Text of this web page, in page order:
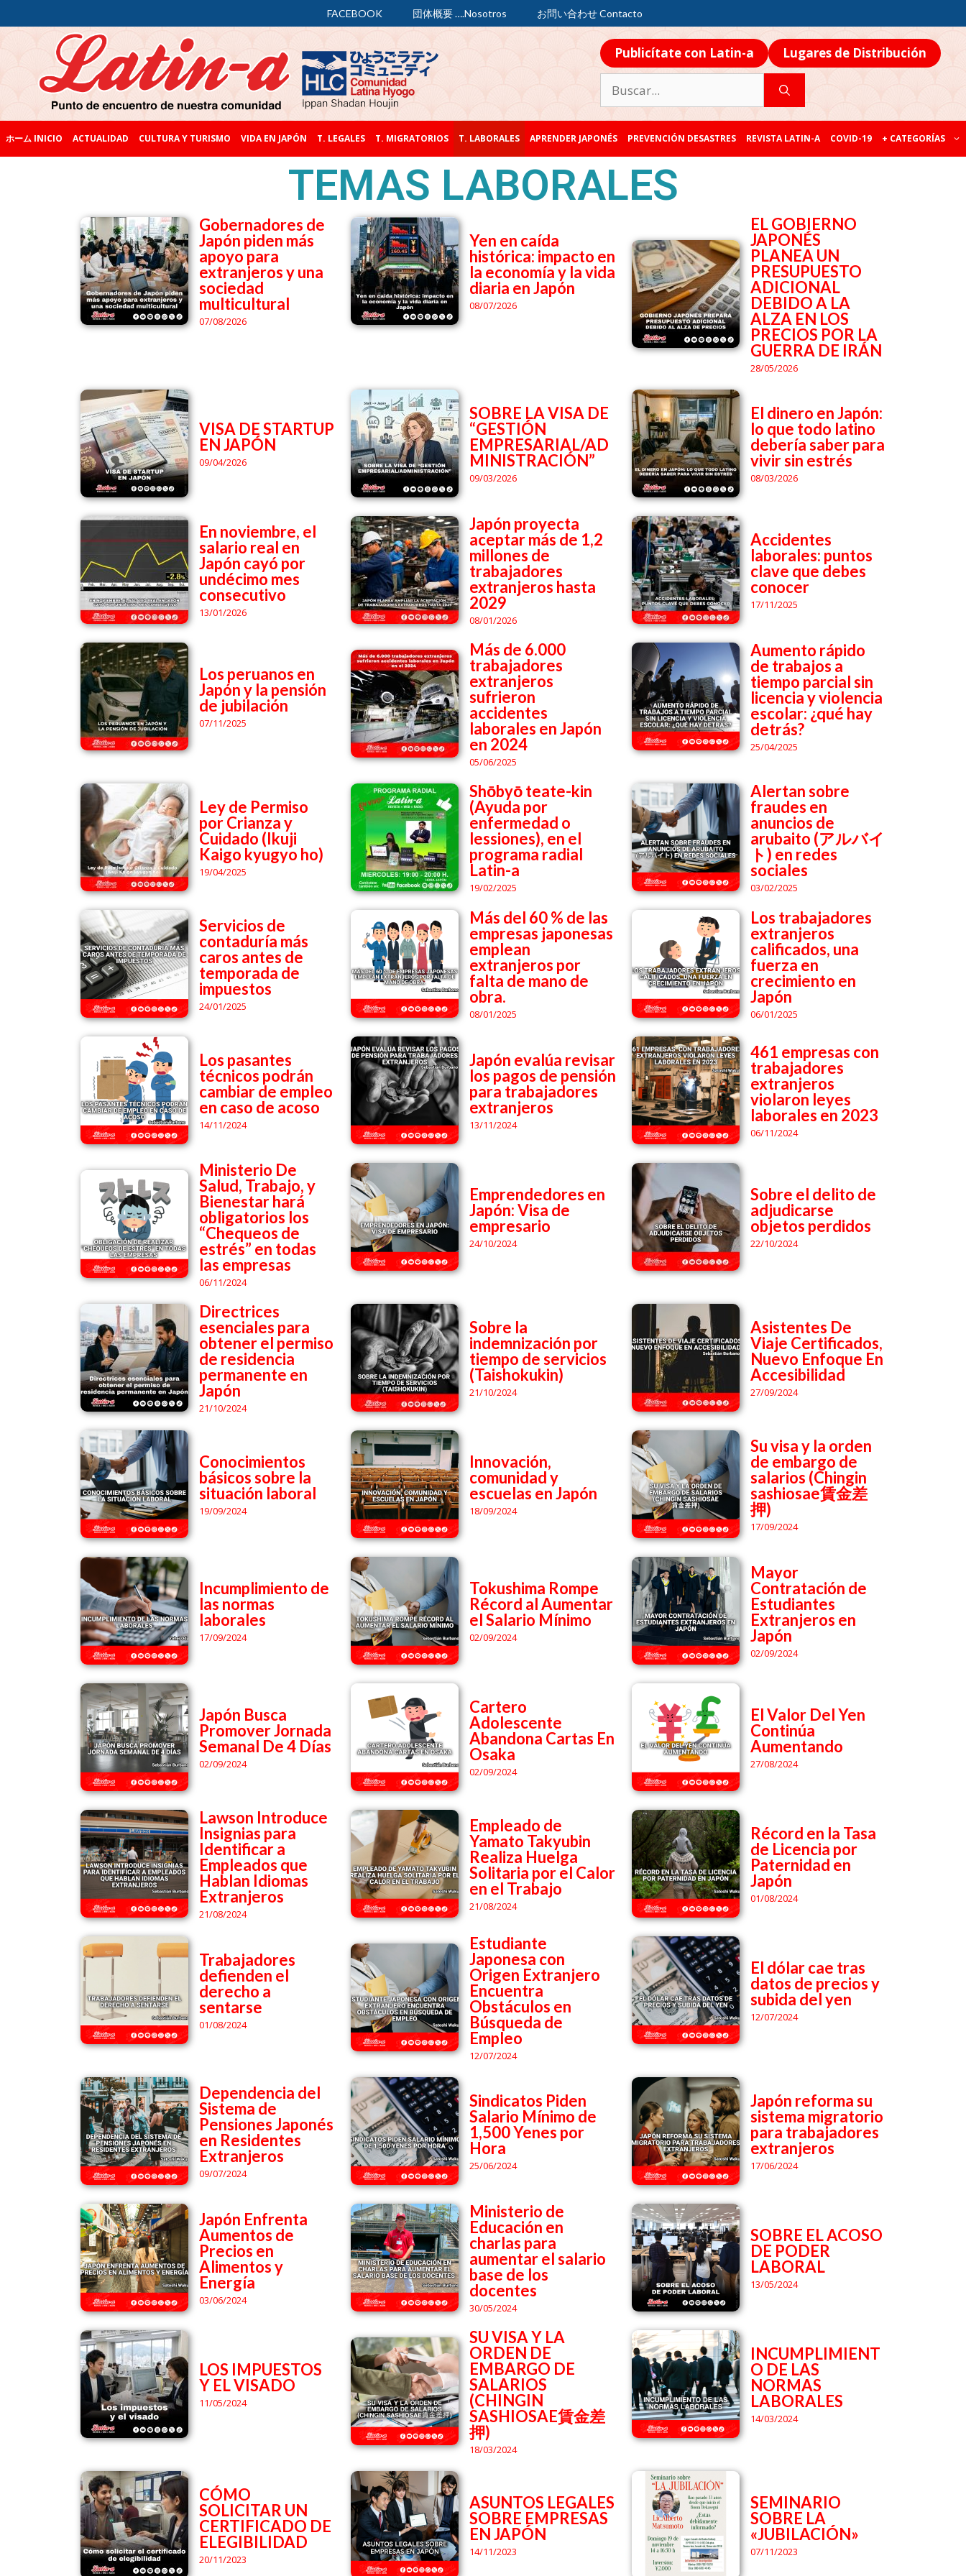
FACEBOOK 団体概要 ….Nosotros お問い合わせ Contacto
Publicítate con Latin-a Lugares de Distribución
ホーム INICIO ACTUALIDAD CULTURA Y TURISMO VIDA EN JAPÓN T. LEGALES T. MIGRATORIOS T. LABORALES APRENDER JAPONÉS PREVENCIÓN DESASTRES REVISTA LATIN-A COVID-19 + CATEGORÍAS
TEMAS LABORALES
Gobernadores de
Japón piden más
apoyo para
extranjeros y una
sociedad
multicultural
07/08/2026
Yen en caída
histórica: impacto en
la economía y la vida
diaria en Japón
08/07/2026
EL GOBIERNO
JAPONÉS
PLANEA UN
PRESUPUESTO
ADICIONAL
DEBIDO A LA
ALZA EN LOS
PRECIOS POR LA
GUERRA DE IRÁN
28/05/2026
VISA DE STARTUP
EN JAPÓN
09/04/2026
SOBRE LA VISA DE
“GESTIÓN
EMPRESARIAL/AD
MINISTRACIÓN”
09/03/2026
El dinero en Japón:
lo que todo latino
debería saber para
vivir sin estrés
08/03/2026
En noviembre, el
salario real en
Japón cayó por
undécimo mes
consecutivo
13/01/2026
Japón proyecta
aceptar más de 1,2
millones de
trabajadores
extranjeros hasta
2029
08/01/2026
Accidentes
laborales: puntos
clave que debes
conocer
17/11/2025
Los peruanos en
Japón y la pensión
de jubilación
07/11/2025
Más de 6.000
trabajadores
extranjeros
sufrieron
accidentes
laborales en Japón
en 2024
05/06/2025
Aumento rápido
de trabajos a
tiempo parcial sin
licencia y violencia
escolar: ¿qué hay
detrás?
25/04/2025
Ley de Permiso
por Crianza y
Cuidado (Ikuji
Kaigo kyugyo ho)
19/04/2025
Shōbyō teate-kin
(Ayuda por
enfermedad o
lessiones), en el
programa radial
Latin-a
19/02/2025
Alertan sobre
fraudes en
anuncios de
arubaito (アルバイ
ト) en redes
sociales
03/02/2025
Servicios de
contaduría más
caros antes de
temporada de
impuestos
24/01/2025
Más del 60 % de las
empresas japonesas
emplean
extranjeros por
falta de mano de
obra.
08/01/2025
Los trabajadores
extranjeros
calificados, una
fuerza en
crecimiento en
Japón
06/01/2025
Los pasantes
técnicos podrán
cambiar de empleo
en caso de acoso
14/11/2024
Japón evalúa revisar
los pagos de pensión
para trabajadores
extranjeros
13/11/2024
461 empresas con
trabajadores
extranjeros
violaron leyes
laborales en 2023
06/11/2024
Ministerio De
Salud, Trabajo, y
Bienestar hará
obligatorios los
“Chequeos de
estrés” en todas
las empresas
06/11/2024
Emprendedores en
Japón: Visa de
empresario
24/10/2024
Sobre el delito de
adjudicarse
objetos perdidos
22/10/2024
Directrices
esenciales para
obtener el permiso
de residencia
permanente en
Japón
21/10/2024
Sobre la
indemnización por
tiempo de servicios
(Taishokukin)
21/10/2024
Asistentes De
Viaje Certificados,
Nuevo Enfoque En
Accesibilidad
27/09/2024
Conocimientos
básicos sobre la
situación laboral
19/09/2024
Innovación,
comunidad y
escuelas en Japón
18/09/2024
Su visa y la orden
de embargo de
salarios (Chingin
sashiosae賃金差
押)
17/09/2024
Incumplimiento de
las normas
laborales
17/09/2024
Tokushima Rompe
Récord al Aumentar
el Salario Mínimo
02/09/2024
Mayor
Contratación de
Estudiantes
Extranjeros en
Japón
02/09/2024
Japón Busca
Promover Jornada
Semanal De 4 Días
02/09/2024
Cartero
Adolescente
Abandona Cartas En
Osaka
02/09/2024
El Valor Del Yen
Continúa
Aumentando
27/08/2024
Lawson Introduce
Insignias para
Identificar a
Empleados que
Hablan Idiomas
Extranjeros
21/08/2024
Empleado de
Yamato Takyubin
Realiza Huelga
Solitaria por el Calor
en el Trabajo
21/08/2024
Récord en la Tasa
de Licencia por
Paternidad en
Japón
01/08/2024
Trabajadores
defienden el
derecho a
sentarse
01/08/2024
Estudiante
Japonesa con
Origen Extranjero
Encuentra
Obstáculos en
Búsqueda de
Empleo
12/07/2024
El dólar cae tras
datos de precios y
subida del yen
12/07/2024
Dependencia del
Sistema de
Pensiones Japonés
en Residentes
Extranjeros
09/07/2024
Sindicatos Piden
Salario Mínimo de
1,500 Yenes por
Hora
25/06/2024
Japón reforma su
sistema migratorio
para trabajadores
extranjeros
17/06/2024
Japón Enfrenta
Aumentos de
Precios en
Alimentos y
Energía
03/06/2024
Ministerio de
Educación en
charlas para
aumentar el salario
base de los
docentes
30/05/2024
SOBRE EL ACOSO
DE PODER
LABORAL
13/05/2024
LOS IMPUESTOS
Y EL VISADO
11/05/2024
SU VISA Y LA
ORDEN DE
EMBARGO DE
SALARIOS
(CHINGIN
SASHIOSAE賃金差
押)
18/03/2024
INCUMPLIMIENT
O DE LAS
NORMAS
LABORALES
14/03/2024
CÓMO
SOLICITAR UN
CERTIFICADO DE
ELEGIBILIDAD
20/11/2023
ASUNTOS LEGALES
SOBRE EMPRESAS
EN JAPÓN
14/11/2023
SEMINARIO
SOBRE LA
«JUBILACIÓN»
07/11/2023